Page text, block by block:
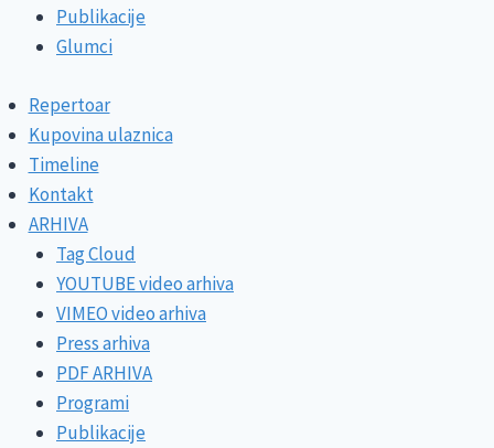
Publikacije
Glumci
Repertoar
Kupovina ulaznica
Timeline
Kontakt
ARHIVA
Tag Cloud
YOUTUBE video arhiva
VIMEO video arhiva
Press arhiva
PDF ARHIVA
Programi
Publikacije